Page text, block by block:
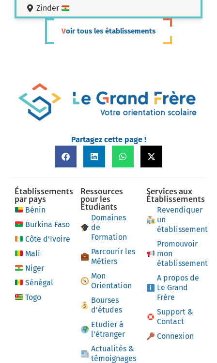
Zinder
Voir tous les établissements
Partagez cette page !
Établissements
par pays
Bénin
Burkina Faso
Côte d’Ivoire
Mali
Niger
Sénégal
Togo
Ressources
pour les
Étudiants
Domaines
de
Formation
Parcourir les
Métiers
Mon
Orientation
Bourses
d’études
Etudier à
l’étranger
Actualités &
témoignages
Services aux
Établissements
Revendiquer
un
établissement
Promouvoir
mon
établissement
A propos de
Le Grand
Frère
Support &
Contact
Connexion